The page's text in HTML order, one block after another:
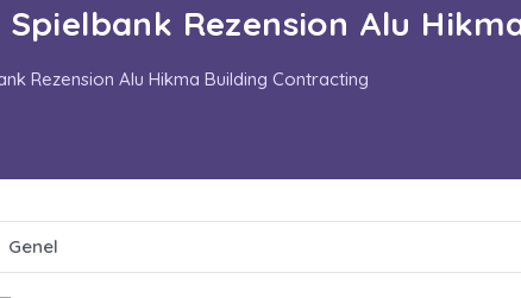
Rezension Alu
Rezension Alu Hikma Building Contracting
Genel